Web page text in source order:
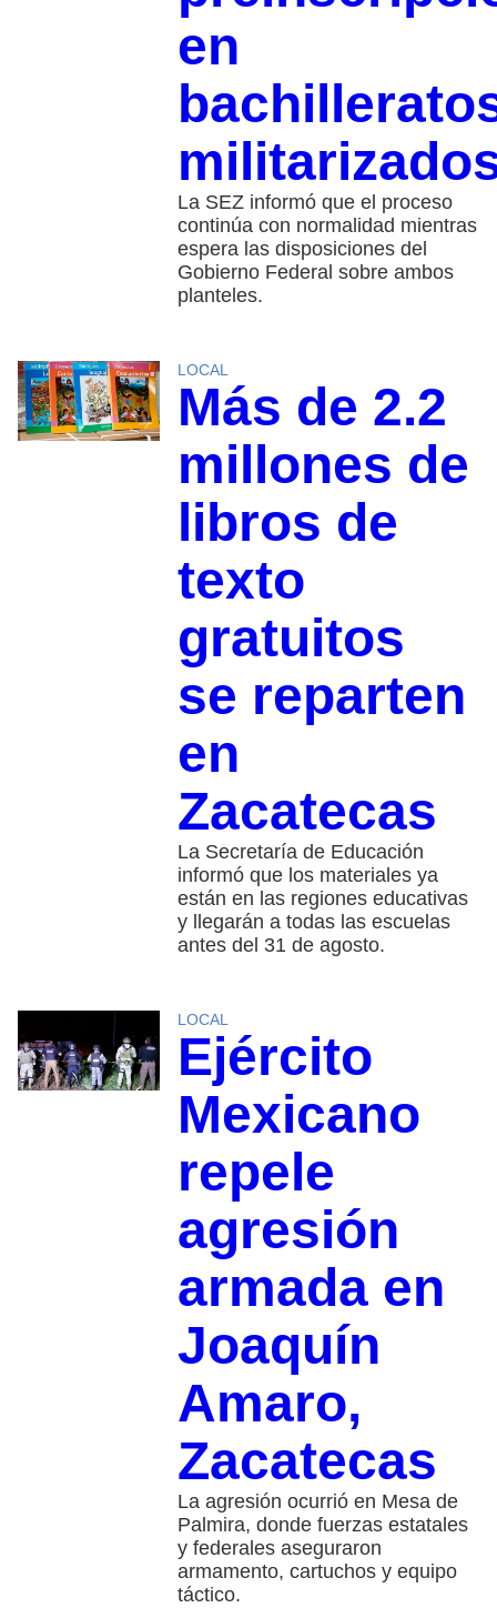
en
La SEZ informó que el proceso
continúa con normalidad mientras
espera las disposiciones del
Gobierno Federal sobre ambos
planteles.
LOCAL
Más de 2.2
millones de
libros de
texto
gratuitos
se reparten
en
Zacatecas
La Secretaría de Educación
informó que los materiales ya
están en las regiones educativas
y llegarán a todas las escuelas
antes del 31 de agosto.
LOCAL
Ejército
Mexicano
repele
agresión
armada en
Joaquín
Amaro,
Zacatecas
La agresión ocurrió en Mesa de
Palmira, donde fuerzas estatales
y federales aseguraron
armamento, cartuchos y equipo
táctico.